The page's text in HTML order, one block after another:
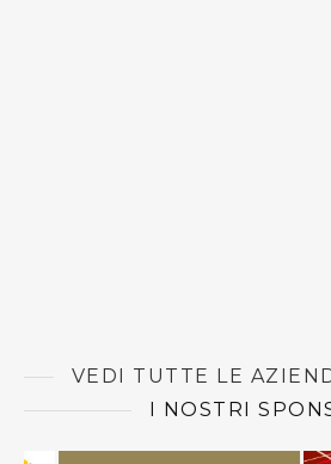
VEDI TUTTE LE
I NOSTRI